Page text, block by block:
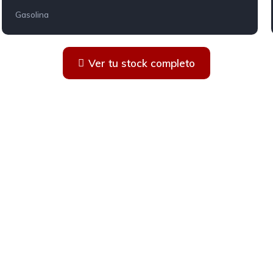
Gasolina
Ver tu stock completo